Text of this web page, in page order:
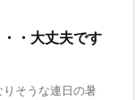
・大丈夫です
そうな連日の暑